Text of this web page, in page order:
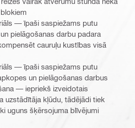
— īpaši saspiežams putu
pielāgošanas darbu padara
cauruļu kustības visā
— īpaši saspiežams putu
un pielāgošanas darbus
— iepriekš izveidotais
uzstādītāja kļūdu, tādējādi tiek
uguns šķērsojuma blīvējumi